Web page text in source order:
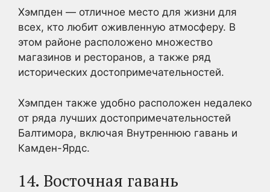
Хэмпден — отличное место для жизни для
всех, кто любит оживленную атмосферу. В
этом районе расположено множество
магазинов и ресторанов, а также ряд
исторических достопримечательностей.
Хэмпден также удобно расположен недалеко
от ряда лучших достопримечательностей
Балтимора, включая Внутреннюю гавань и
Камден-Ярдс.
14. Восточная гавань